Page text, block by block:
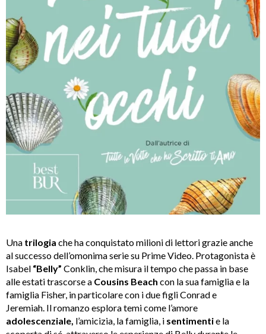
Una trilogia che ha conquistato milioni di lettori grazie anche
al successo dell’omonima serie su Prime Video. Protagonista è
Isabel “Belly” Conklin, che misura il tempo che passa in base
alle estati trascorse a Cousins Beach con la sua famiglia e la
famiglia Fisher, in particolare con i due figli Conrad e
Jeremiah. Il romanzo esplora temi come l’amore
adolescenziale, l’amicizia, la famiglia, i sentimentie la